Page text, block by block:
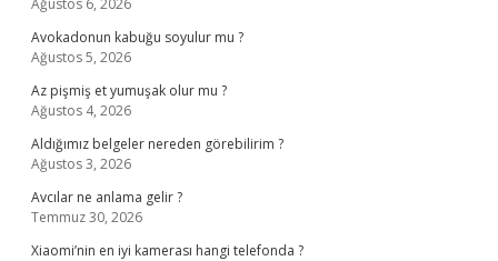
Ağustos 6, 2026
Avokadonun kabuğu soyulur mu ?
Ağustos 5, 2026
Az pişmiş et yumuşak olur mu ?
Ağustos 4, 2026
Aldığımız belgeler nereden görebilirim ?
Ağustos 3, 2026
Avcılar ne anlama gelir ?
Temmuz 30, 2026
Xiaomi’nin en iyi kamerası hangi telefonda ?